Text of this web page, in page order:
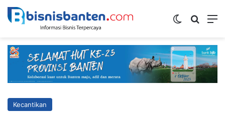
Switch skin
Kecantikan